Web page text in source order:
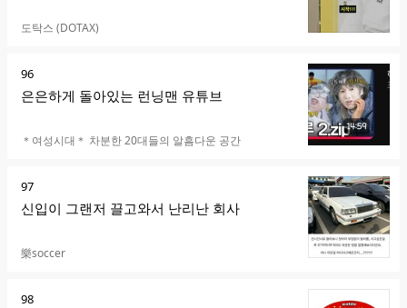
카페명
도탁스 (DOTAX)
순
위
96
은은하게 돌아있는 런닝맨 유튜브
카페명
＊여성시대＊ 차분한 20대들의 알흠다운 공간
순
위
97
신입이 그랜저 끌고와서 난리난 회사
카페명
樂soccer
순
98